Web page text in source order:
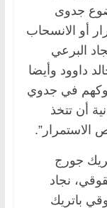
جدوى
أو الانسحاب
البرعي
داوود وأيضا
في جدوي
أن تتخذ
الاستمرار”.
جورج
نجاد
باتريك